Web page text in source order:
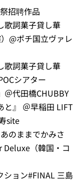
招聘作品
歌詞菓子貸し華
@ポチ国立ヴァレ
歌詞菓子貸し華
シアター
＠代田橋CHUBBY
と』 ＠早稲田 LIFT
site
のままでかみさ
Deluxe（韓国・コ
ョン#FINAL 三島